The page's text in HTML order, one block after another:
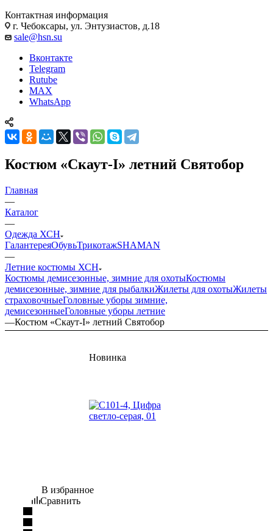
Контактная информация
г. Чебоксары, ул. Энтузиастов, д.18
sale@hsn.su
Вконтакте
Telegram
Rutube
MAX
WhatsApp
Костюм «Скаут-I» летний Святобор
Главная
—
Каталог
—
Одежда ХСН
ГалантереяОбувьТрикотажSHAMAN
—
Летние костюмы ХСН
Костюмы демисезонные, зимние для охотыКостюмы
демисезонные, зимние для рыбалкиЖилеты для охотыЖилеты
страховочныеГоловные уборы зимние,
демисезонныеГоловные уборы летние
—Костюм «Скаут-I» летний Святобор
Новинка
В избранное
Сравнить